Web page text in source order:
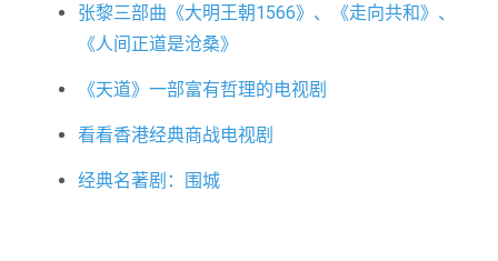
张黎三部曲《大明王朝1566》、《走向共和》、
《人间正道是沧桑》
《天道》一部富有哲理的电视剧
看看香港经典商战电视剧
经典名著剧：围城